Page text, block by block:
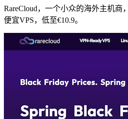
RareCloud，一个小众的海外主机
便宜VPS，低至€10.9。